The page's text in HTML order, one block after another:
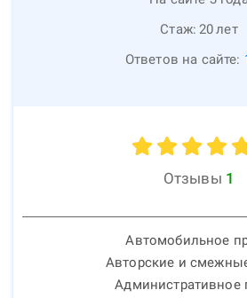
Стаж: 20лет
Ответов на сайте:
Отзывы 1
Автомобильное
Авторские и
Административное